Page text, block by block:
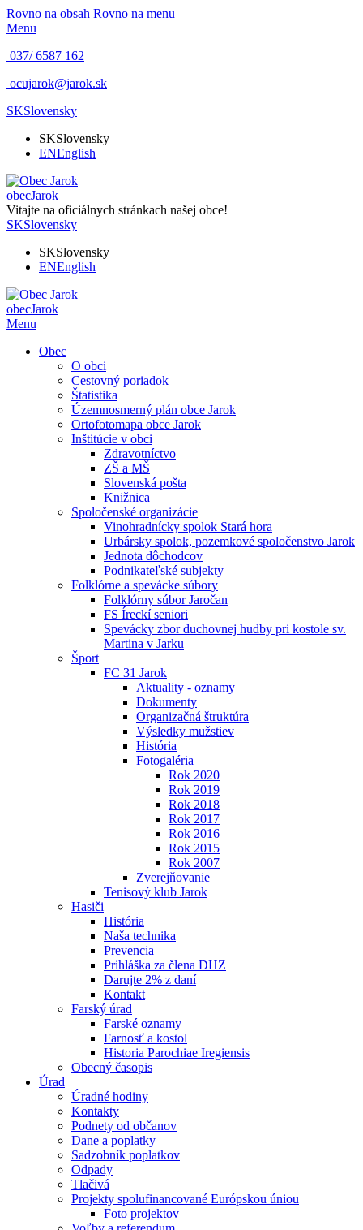
Rovno na obsah Rovno na menu
Menu
037/ 6587 162
ocujarok@jarok.sk
SKSlovensky
SKSlovensky
ENEnglish
obecJarok
Vitajte na oficiálnych stránkach našej obce!
SKSlovensky
SKSlovensky
ENEnglish
obecJarok
Menu
Obec
O obci
Cestovný poriadok
Štatistika
Územnosmerný plán obce Jarok
Ortofotomapa obce Jarok
Inštitúcie v obci
Zdravotníctvo
ZŠ a MŠ
Slovenská pošta
Knižnica
Spoločenské organizácie
Vinohradnícky spolok Stará hora
Urbársky spolok, pozemkové spoločenstvo Jarok
Jednota dôchodcov
Podnikateľské subjekty
Folklórne a spevácke súbory
Folklórny súbor Jaročan
FS Íreckí seniori
Spevácky zbor duchovnej hudby pri kostole sv.
Martina v Jarku
Šport
FC 31 Jarok
Aktuality - oznamy
Dokumenty
Organizačná štruktúra
Výsledky mužstiev
História
Fotogaléria
Rok 2020
Rok 2019
Rok 2018
Rok 2017
Rok 2016
Rok 2015
Rok 2007
Zverejňovanie
Tenisový klub Jarok
Hasiči
História
Naša technika
Prevencia
Prihláška za člena DHZ
Darujte 2% z daní
Kontakt
Farský úrad
Farské oznamy
Farnosť a kostol
Historia Parochiae Iregiensis
Obecný časopis
Úrad
Úradné hodiny
Kontakty
Podnety od občanov
Dane a poplatky
Sadzobník poplatkov
Odpady
Tlačivá
Projekty spolufinancované Európskou úniou
Foto projektov